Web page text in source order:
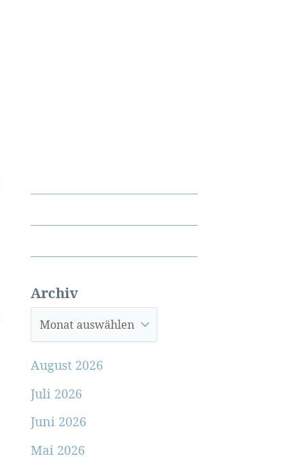
Archiv
August 2026
Juli 2026
Juni 2026
Mai 2026